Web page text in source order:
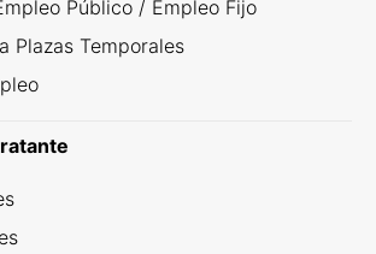
Público / Empleo Fijo
Plazas Temporales